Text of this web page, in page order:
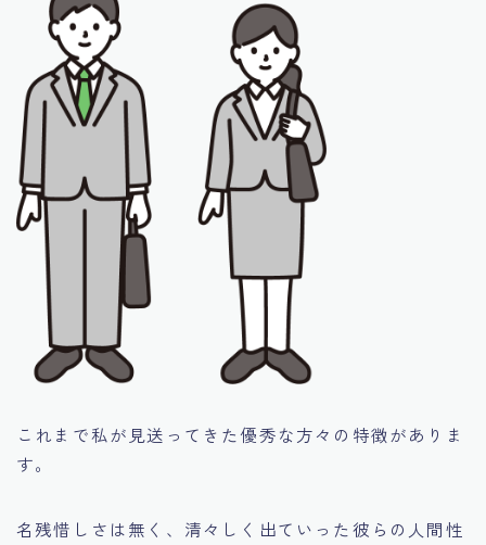
これまで私が見送ってきた優秀な方々の特徴がありま
す。
名残惜しさは無く、清々しく出ていった彼らの人間性